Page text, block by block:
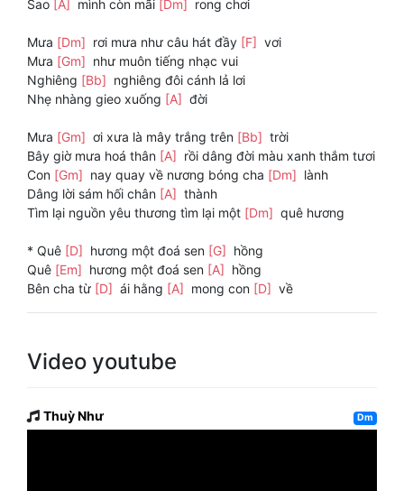
Sao [A] mình còn mãi [Dm] rong chơi
Mưa [Dm] rơi mưa như câu hát đầy [F] vơi
Mưa [Gm] như muôn tiếng nhạc vui
Nghiêng [Bb] nghiêng đôi cánh lả lơi
Nhẹ nhàng gieo xuống [A] đời
Mưa [Gm] ơi xưa là mây trắng trên [Bb] trời
Bây giờ mưa hoá thân [A] rồi dâng đời màu xanh thắm tươi
Con [Gm] nay quay về nương bóng cha [Dm] lành
Dâng lời sám hối chân [A] thành
Tìm lại nguồn yêu thương tìm lại một [Dm] quê hương
* Quê [D] hương một đoá sen [G] hồng
Quê [Em] hương một đoá sen [A] hồng
Bên cha từ [D] ái hằng [A] mong con [D] về
Video youtube
Thuỳ Như Dm